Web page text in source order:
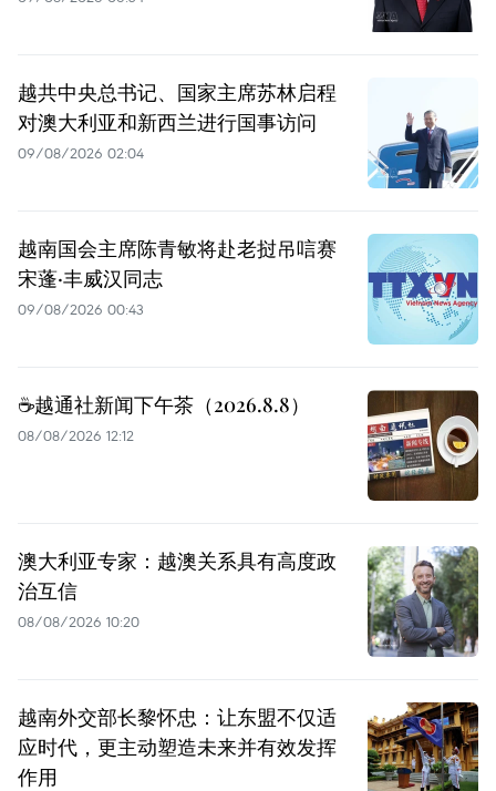
越共中央总书记、国家主席苏林启程
对澳大利亚和新西兰进行国事访问
09/08/2026 02:04
越南国会主席陈青敏将赴老挝吊唁赛
宋蓬·丰威汉同志
09/08/2026 00:43
☕️越通社新闻下午茶（2026.8.8）
08/08/2026 12:12
澳大利亚专家：越澳关系具有高度政
治互信
08/08/2026 10:20
越南外交部长黎怀忠：让东盟不仅适
应时代，更主动塑造未来并有效发挥
作用